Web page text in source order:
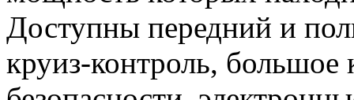
Доступны передний и
круиз-контроль, большое